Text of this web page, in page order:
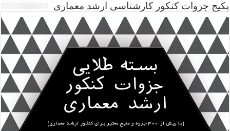
پکیج جزوات کنکور کارشناسی ارشد معماری